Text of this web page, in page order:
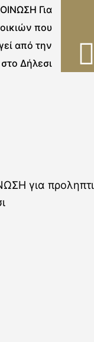
Για
που
από την
Δήλεσι